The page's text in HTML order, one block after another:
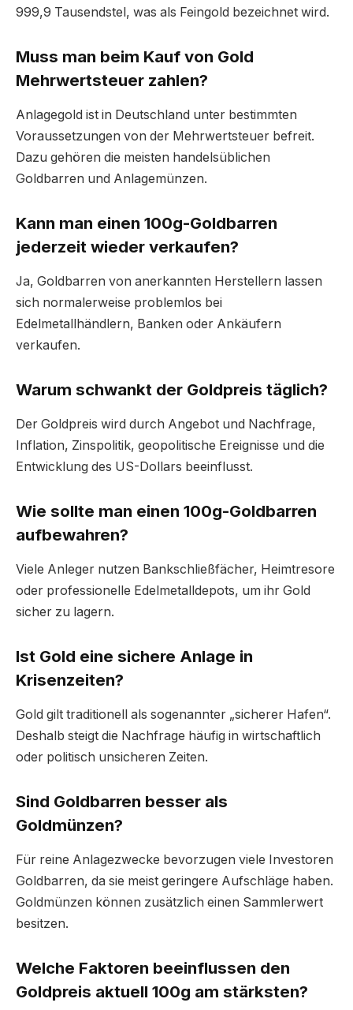
999,9 Tausendstel, was als Feingold bezeichnet wird.
Muss man beim Kauf von Gold
Mehrwertsteuer zahlen?
Anlagegold ist in Deutschland unter bestimmten
Voraussetzungen von der Mehrwertsteuer befreit.
Dazu gehören die meisten handelsüblichen
Goldbarren und Anlagemünzen.
Kann man einen 100g-Goldbarren
jederzeit wieder verkaufen?
Ja, Goldbarren von anerkannten Herstellern lassen
sich normalerweise problemlos bei
Edelmetallhändlern, Banken oder Ankäufern
verkaufen.
Warum schwankt der Goldpreis täglich?
Der Goldpreis wird durch Angebot und Nachfrage,
Inflation, Zinspolitik, geopolitische Ereignisse und die
Entwicklung des US-Dollars beeinflusst.
Wie sollte man einen 100g-Goldbarren
aufbewahren?
Viele Anleger nutzen Bankschließfächer, Heimtresore
oder professionelle Edelmetalldepots, um ihr Gold
sicher zu lagern.
Ist Gold eine sichere Anlage in
Krisenzeiten?
Gold gilt traditionell als sogenannter „sicherer Hafen“.
Deshalb steigt die Nachfrage häufig in wirtschaftlich
oder politisch unsicheren Zeiten.
Sind Goldbarren besser als
Goldmünzen?
Für reine Anlagezwecke bevorzugen viele Investoren
Goldbarren, da sie meist geringere Aufschläge haben.
Goldmünzen können zusätzlich einen Sammlerwert
besitzen.
Welche Faktoren beeinflussen den
Goldpreis aktuell 100g am stärksten?